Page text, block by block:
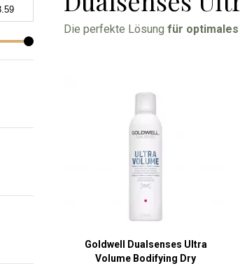
Die perfekte Lösung für
Goldwell Dualsenses Ultra
Volume Bodifying Dry